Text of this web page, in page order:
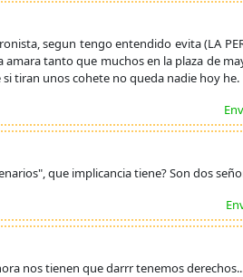
segun tengo entendido evita (LA
tanto que muchos en la plaza de
tiran unos cohete no queda nadie hoy he.
que implicancia tiene? Son dos
nos tienen que darrr tenemos